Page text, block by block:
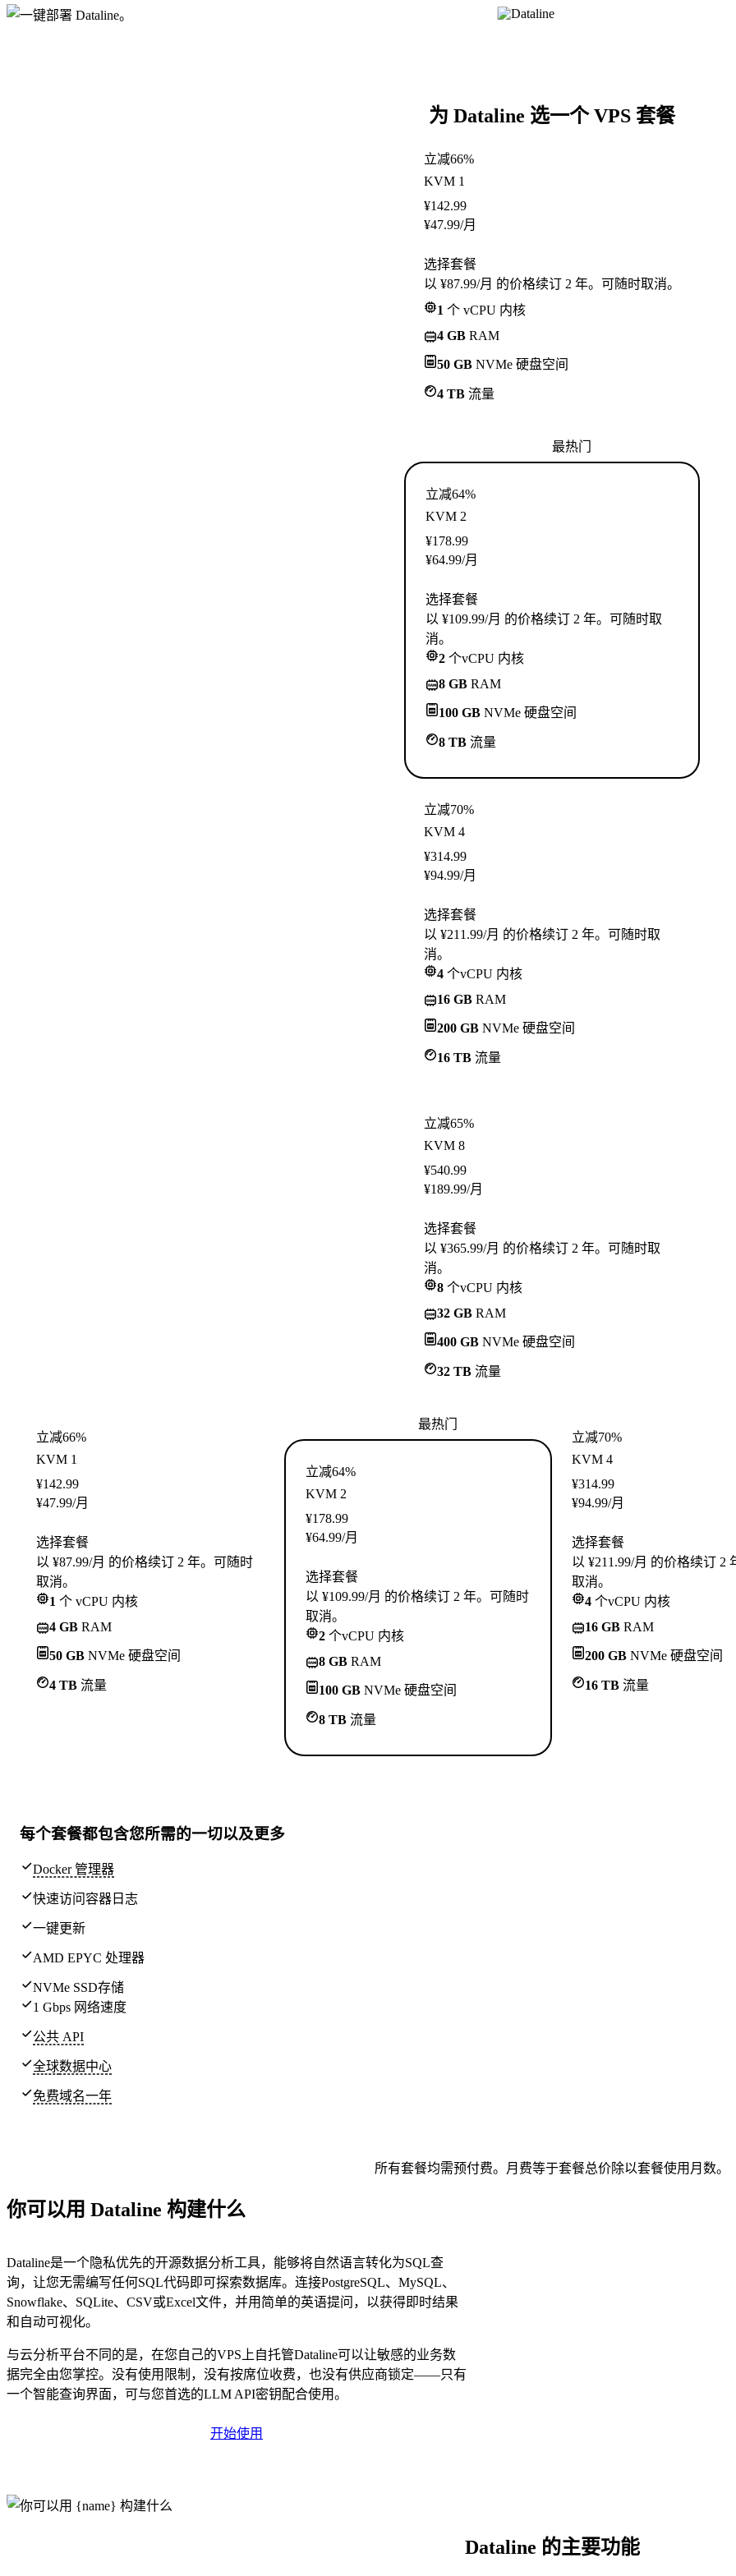
为 Dataline 选一个 VPS 套餐
立减66%
KVM 1
¥142.99
¥47.99/月
选择套餐
以 ¥87.99/月 的价格续订 2 年。可随时取消。
1 个 vCPU 内核
4 GB RAM
50 GB NVMe 硬盘空间
4 TB 流量
最热门
立减64%
KVM 2
¥178.99
¥64.99/月
选择套餐
以 ¥109.99/月 的价格续订 2 年。可随时取
消。
2 个vCPU 内核
8 GB RAM
100 GB NVMe 硬盘空间
8 TB 流量
立减70%
KVM 4
¥314.99
¥94.99/月
选择套餐
以 ¥211.99/月 的价格续订 2 年。可随时取
消。
4 个vCPU 内核
16 GB RAM
200 GB NVMe 硬盘空间
16 TB 流量
立减65%
KVM 8
¥540.99
¥189.99/月
选择套餐
以 ¥365.99/月 的价格续订 2 年。可随时取
消。
8 个vCPU 内核
32 GB RAM
400 GB NVMe 硬盘空间
32 TB 流量
立减66%
KVM 1
¥142.99
¥47.99/月
选择套餐
以 ¥87.99/月 的价格续订 2 年。可随时
取消。
1 个 vCPU 内核
4 GB RAM
50 GB NVMe 硬盘空间
4 TB 流量
最热门
立减64%
KVM 2
¥178.99
¥64.99/月
选择套餐
以 ¥109.99/月 的价格续订 2 年。可随时
取消。
2 个vCPU 内核
8 GB RAM
100 GB NVMe 硬盘空间
8 TB 流量
立减70%
KVM 4
¥314.99
¥94.99/月
选择套餐
以 ¥211.99/月 的价格续订 2
取消。
4 个vCPU 内核
16 GB RAM
200 GB NVMe 硬盘空间
16 TB 流量
每个套餐都包含您所需的一切以及更多
Docker 管理器
快速访问容器日志
一键更新
AMD EPYC 处理器
NVMe SSD存储
1 Gbps 网络速度
公共 API
全球数据中心
免费域名一年
所有套餐均需预付费。月费等于套餐总价除以套餐使用月数。
你可以用 Dataline 构建什么
Dataline是一个隐私优先的开源数据分析工具，能够将自然语言转化为SQL查
询，让您无需编写任何SQL代码即可探索数据库。连接PostgreSQL、MySQL、
Snowflake、SQLite、CSV或Excel文件，并用简单的英语提问，以获得即时结果
和自动可视化。
与云分析平台不同的是，在您自己的VPS上自托管Dataline可以让敏感的业务数
据完全由您掌控。没有使用限制，没有按席位收费，也没有供应商锁定——只有
一个智能查询界面，可与您首选的LLM API密钥配合使用。
开始使用
Dataline 的主要功能